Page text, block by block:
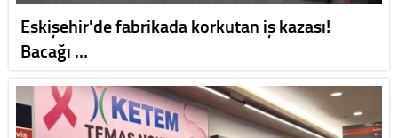
Eskişehir'de fabrikada korkutan iş kazası!
Bacağı …